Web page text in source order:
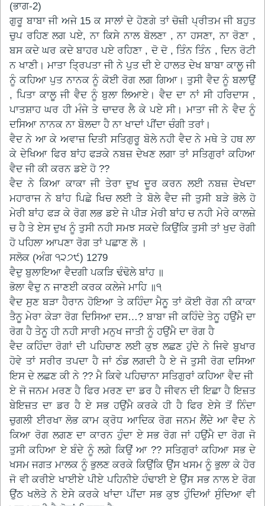
(ਭਾਗ-2)
ਗੁਰੂ ਬਾਬਾ ਜੀ ਅਜੇ 15 ਕ ਸਾਲਾਂ ਦੇ ਹੋਣਗੇ ਤਾਂ ਚੋਜ਼ੀ ਪ੍ਰੀਤਮ ਜੀ ਬਹੁਤ
ਚੁਪ ਰਹਿਣ ਲਗ ਪਏ, ਨਾ ਕਿਸੇ ਨਾਲ ਬੋਲਣਾ , ਨਾ ਹਸਣਾ, ਨਾ ਰੋਣਾ ,
ਬਸ ਕਦੇ ਘਰ ਕਦੇ ਬਾਹਰ ਪਏ ਰਹਿਣਾ , ਦੋ ਦੋ , ਤਿੰਨ ਤਿੰਨ , ਦਿਨ ਰੋਟੀ
ਨ ਖਾਣੀ। ਮਾਤਾ ਤ੍ਰਿਪਤਾ ਜੀ ਨੇ ਪੁਤ ਦੀ ਏ ਹਾਲਤ ਦੇਖ ਬਾਬਾ ਕਾਲੂ ਜੀ
ਨੂੰ ਕਹਿਆ ਪੁਤ ਨਾਨਕ ਨੂੰ ਕੋਈ ਰੋਗ ਲਗ ਗਿਆ। ਤੁਸੀ ਵੈਦ ਨੂੰ ਬਲਾਉਂ
, ਪਿਤਾ ਕਾਲੂ ਜੀ ਵੈਦ ਨੂੰ ਬੁਲਾ ਲਿਆਏ। ਵੈਦ ਦਾ ਨਾਂ ਸੀ ਹਰਿਦਾਸ ,
ਪਾਤਸ਼ਾਹ ਘਰ ਹੀ ਮੰਜੇ ਤੇ ਚਾਦਰ ਲੈ ਕੇ ਪਏ ਸੀ। ਮਾਤਾ ਜੀ ਨੇ ਵੈਦ ਨੂੰ
ਦਸਿਆ ਨਾਨਕ ਨਾ ਬੋਲਦਾ ਹੈ ਨਾ ਖਾਦਾਂ ਪੀਂਦਾ ਚੰਗੀ ਤਰਾਂ।
ਵੈਦ ਨੇ ਆ ਕੇ ਅਵਾਜ਼ ਦਿਤੀ ਸਤਿਗੁਰੂ ਬੋਲੇ ਨਹੀ ਵੈਦ ਨੇ ਮਥੇ ਤੇ ਹਥ ਲਾ
ਕੇ ਦੇਖਿਆ ਫਿਰ ਬਾਂਹ ਫੜਕੇ ਨਬਜ਼ ਦੇਖਣ ਲਗਾ ਤਾਂ ਸਤਿਗੁਰਾਂ ਕਹਿਆ
ਵੈਦ ਜੀ ਕੀ ਕਰਨ ਡਏ ਹੋ ??
ਵੈਦ ਨੇ ਕਿਆ ਕਾਕਾ ਜੀ ਤੇਰਾ ਦੁਖ ਦੂਰ ਕਰਨ ਲਈ ਨਬਜ਼ ਦੇਖਦਾ
ਮਹਾਰਾਜ ਨੇ ਬਾਂਹ ਪਿਛੇ ਖਿਚ ਲਈ ਤੇ ਬੋਲੇ ਵੈਦ ਜੀ ਤੁਸੀ ਬੜੇ ਭੋਲੇ ਹੋ
ਮੇਰੀ ਬਾਂਹ ਫੜ ਕੇ ਰੋਗ ਲਭ ਡਏ ਜੇ ਪੀੜ ਮੇਰੀ ਬਾਂਹ ਚ ਨਹੀ ਮੇਰੇ ਕਾਲਜ਼ੇ
ਚ ਹੈ ਤੇ ਏਸ ਦੁਖ ਨੂੰ ਤੁਸੀ ਨਹੀ ਸਮਝ ਸਕਦੇ ਕਿਉਂਕਿ ਤੁਸੀ ਤਾਂ ਖੁਦ ਰੋਗੀ
ਹੋ ਪਹਿਲਾ ਆਪਣਾ ਰੋਗ ਤਾਂ ਪਛਾਣ ਲੋ ।
ਸਲੋਕ (ਅੰਗ ੧੨੭੯) 1279
ਵੈਦੁ ਬੁਲਾਇਆ ਵੈਦਗੀ ਪਕੜਿ ਢੰਢੋਲੇ ਬਾਂਹ ॥
ਭੋਲਾ ਵੈਦੁ ਨ ਜਾਣਈ ਕਰਕ ਕਲੇਜੇ ਮਾਹਿ ॥੧
ਵੈਦ ਸੁਣ ਬੜਾ ਹੈਰਾਨ ਹੋਇਆ ਤੇ ਕਹਿੰਦਾ ਮੈਨੂ ਤਾਂ ਕੋਈ ਰੋਗ ਨੀ ਕਾਕਾ
ਤੈਨੂ ਮੇਰਾ ਕੇੜਾ ਰੋਗ ਦਿਸਿਆ ਦਸ…? ਬਾਬਾ ਜੀ ਕਹਿੰਦੇ ਤੇਨੂ ਹਉਂਮੈ ਦਾ
ਰੋਗ ਹੈ ਤੇਨੂ ਹੀ ਨਹੀ ਸਾਰੀ ਮਨੁਖ ਜਾਤੀ ਨੂੰ ਹਉਂਮੈ ਦਾ ਰੋਗ ਹੈ
ਵੈਦ ਕਹਿੰਦਾ ਰੋਗਾਂ ਦੀ ਪਹਿਚਾਣ ਲਈ ਕੁਝ ਲਛਣ ਹੁਂਦੇ ਨੇ ਜਿਵੇ ਬੁਖਾਰ
ਹੋਵੇ ਤਾਂ ਸਰੀਰ ਤਪਦਾ ਹੈ ਜਾਂ ਠੰਡ ਲਗਦੀ ਹੈ ਏ ਜੋ ਤੁਸੀ ਰੋਗ ਦਸਿਆ
ਇਸ ਦੇ ਲਛਣ ਕੀ ਨੇ ?? ਮੈ ਕਿਵੇ ਪਹਿਚਾਨਾ ਸਤਿਗੁਰਾਂ ਕਹਿਆ ਵੈਦ ਜੀ
ਏ ਜੋ ਜਨਮ ਮਰਣ ਹੈ ਫਿਰ ਮਰਣ ਦਾ ਡਰ ਹੈ ਜੀਵਨ ਦੀ ਇਛਾ ਹੈ ਇਜ਼ਤ
ਬੇਇਜ਼ਤ ਦਾ ਡਰ ਹੈ ਏ ਸਭ ਹਉਂਮੈ ਕਰਕੇ ਹੀ ਹੈ ਫਿਰ ਏਸੇ ਤੋਂ ਨਿੰਦਾ
ਚੁਗਲੀ ਈਰਖਾ ਲੋਭ ਕਾਮ ਕ੍ਰੋਧ ਆਦਿਕ ਰੋਗ ਜਨਮ ਲੈਂਦੇ ਆ ਵੈਦ ਨੇ
ਕਿਆ ਰੋਗ ਲਗਣ ਦਾ ਕਾਰਨ ਹੁੰਦਾ ਏ ਸਭ ਰੋਗ ਜਾਂ ਹਉਂਮੈ ਦਾ ਰੋਗ ਜੋ
ਤੁਸੀ ਕਹਿਆ ਏ ਬੰਦੇ ਨੂੰ ਲਗੇ ਕਿਉਂ ਆ ?? ਸਤਿਗੁਰਾਂ ਕਹਿਆ ਸਭ ਦੇ
ਖਸਮ ਜਗਤ ਮਾਲਕ ਨੂੰ ਭੁਲਣ ਕਰਕੇ ਕਿਉਂਕਿ ਉਂਸ ਖਸਮ ਨੂੰ ਭੁਲਾ ਕੇ ਹੋਰ
ਜੋ ਵੀ ਕਰੀਏ ਖਾਈਏ ਪੀਏ ਪਹਿਨੀਏ ਹੰਢਾਈ ਏ ਉਂਸ ਸਭ ਨਾਲ ਏ ਰੋਗ
ਉਂਠ ਖਲੋਤੇ ਨੇ ਏਸੇ ਕਰਕੇ ਖਾਂਦਾ ਪੀਂਦਾ ਸਭ ਕੁਝ ਹੁੰਦਿਆਂ ਸੁੰਦਿਆ ਵੀ